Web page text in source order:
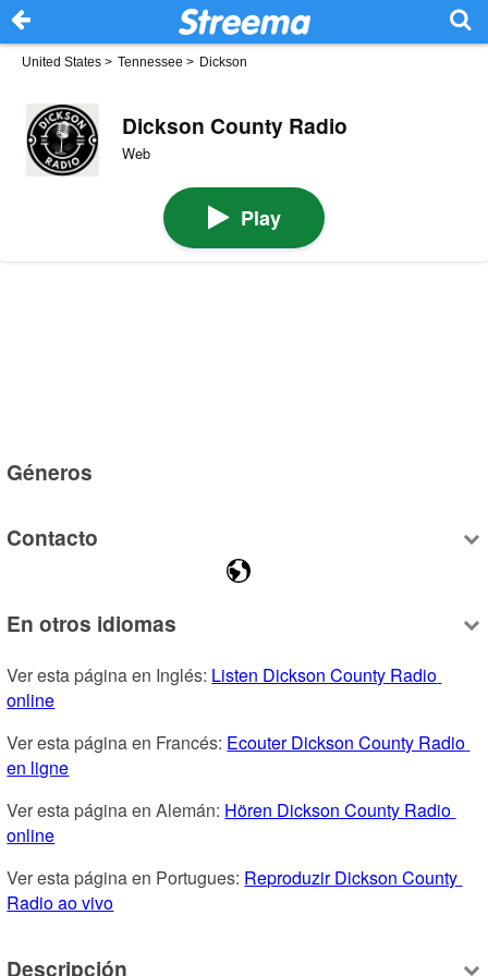
United States > Tennessee > Dickson
Dickson County Radio
Web
Play
Géneros
Contacto
En otros idiomas
Ver esta página en Inglés: Listen Dickson County Radio
online
Ver esta página en Francés: Ecouter Dickson County Radio
en ligne
Ver esta página en Alemán: Hören Dickson County Radio
online
Ver esta página en Portugues: Reproduzir Dickson County
Radio ao vivo
Descripción